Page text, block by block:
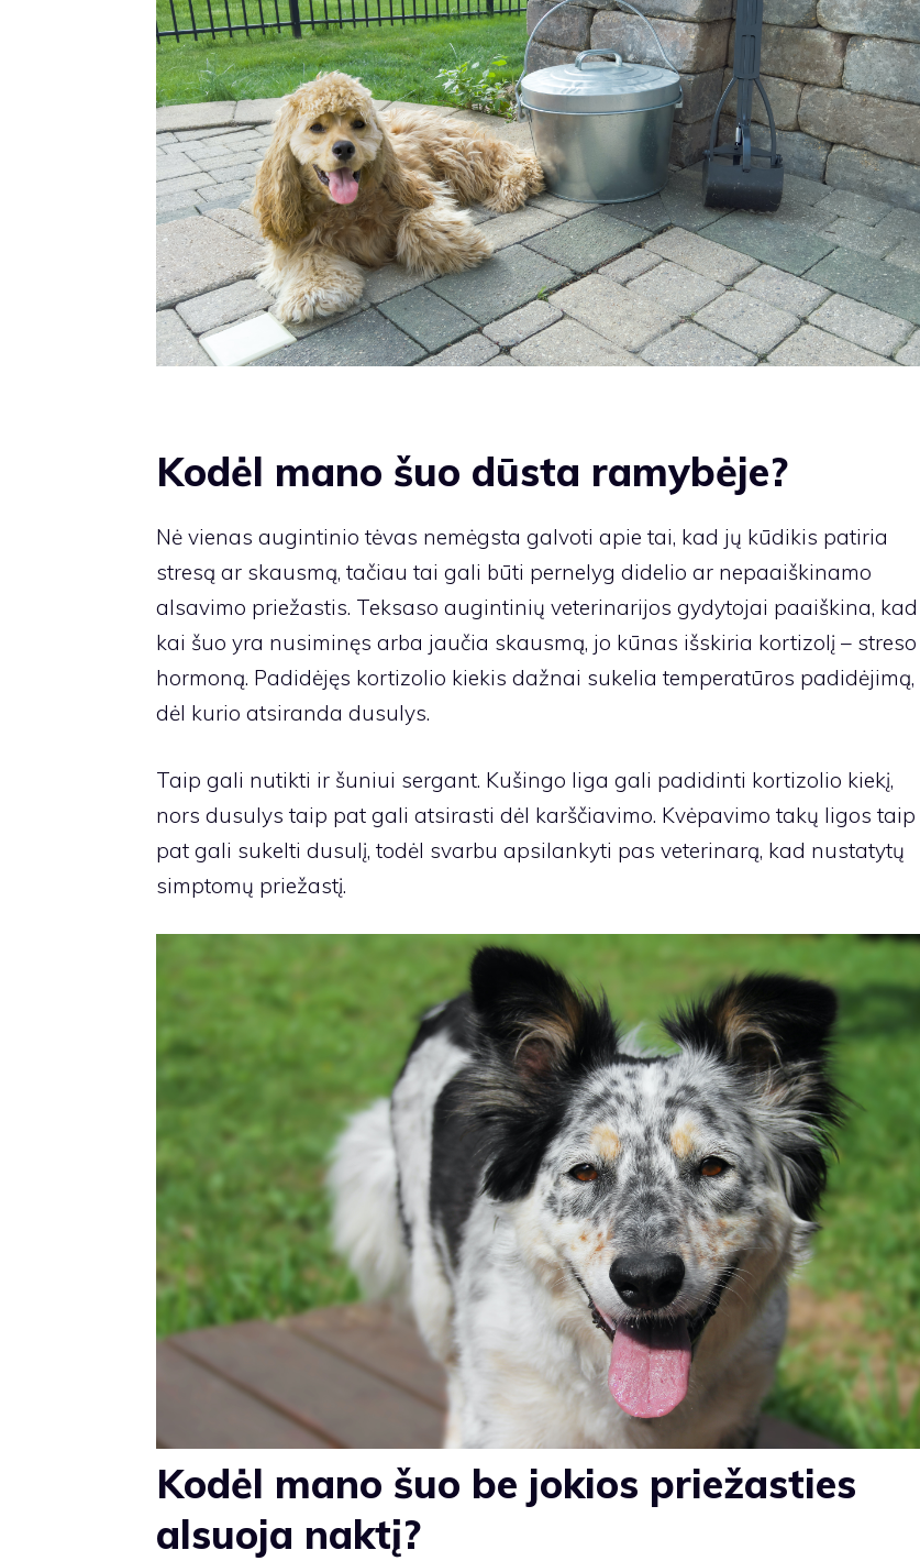
Kodėl mano šuo dūsta ramybėje?
Nė vienas augintinio tėvas nemėgsta galvoti apie tai, kad jų kūdikis patiria
stresą ar skausmą, tačiau tai gali būti pernelyg didelio ar nepaaiškinamo
alsavimo priežastis. Teksaso augintinių veterinarijos gydytojai paaiškina, kad
kai šuo yra nusiminęs arba jaučia skausmą, jo kūnas išskiria kortizolį – streso
hormoną. Padidėjęs kortizolio kiekis dažnai sukelia temperatūros padidėjimą,
dėl kurio atsiranda dusulys.
Taip gali nutikti ir šuniui sergant. Kušingo liga gali padidinti kortizolio kiekį,
nors dusulys taip pat gali atsirasti dėl karščiavimo. Kvėpavimo takų ligos taip
pat gali sukelti dusulį, todėl svarbu apsilankyti pas veterinarą, kad nustatytų
simptomų priežastį.
Kodėl mano šuo be jokios priežasties
alsuoja naktį?